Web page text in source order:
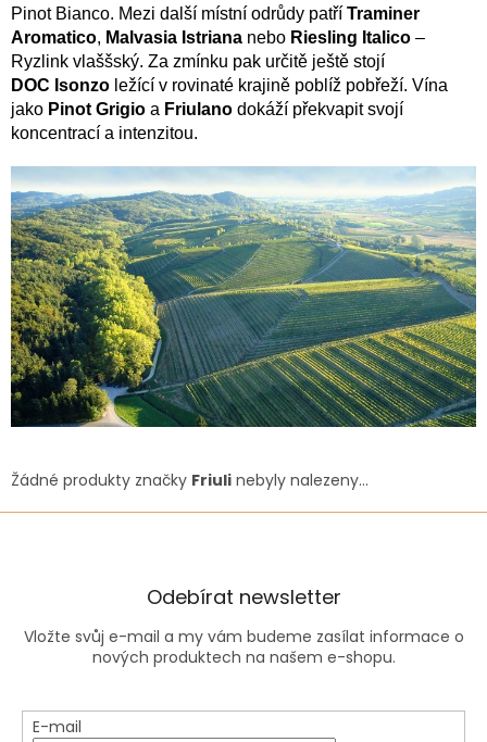
Pinot Bianco. Mezi další místní odrůdy patří Traminer
Aromatico, Malvasia Istriana nebo Riesling Italico –
Ryzlink vlaššský. Za zmínku pak určitě ještě stojí
DOC Isonzo ležící v rovinaté krajině poblíž pobřeží. Vína
jako Pinot Grigio a Friulano dokáží překvapit svojí
koncentrací a intenzitou.
Žádné produkty značky Friuli nebyly nalezeny...
Odebírat newsletter
Vložte svůj e-mail a my vám budeme zasílat informace o
nových produktech na našem e-shopu.
E-mail